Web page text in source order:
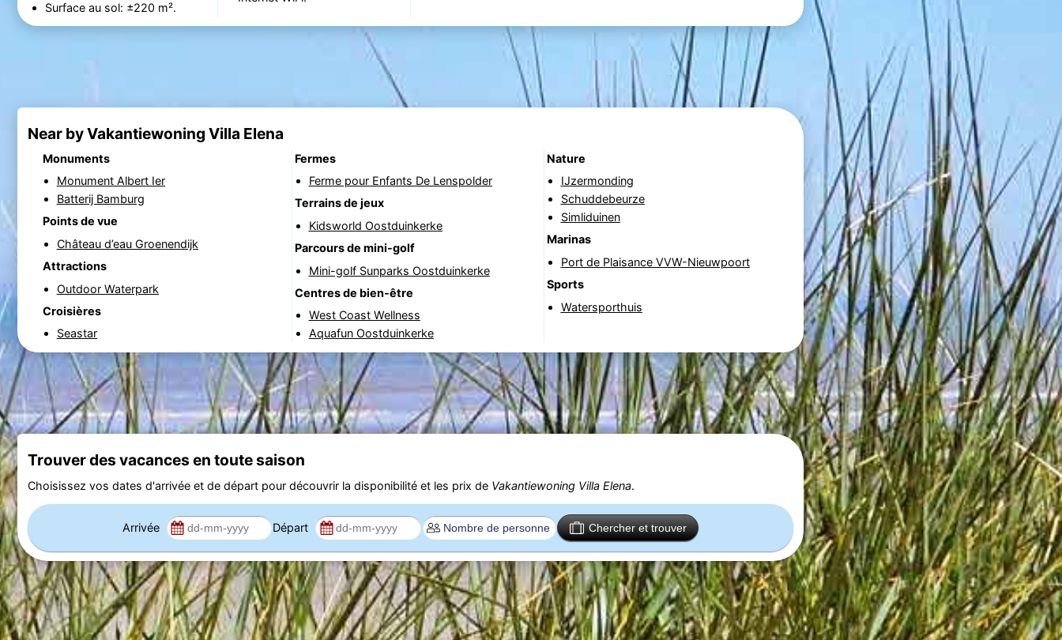
Surface au sol: ±220 m².
Near by Vakantiewoning Villa Elena
Monuments
Monument Albert Ier
Batterij Bamburg
Points de vue
Château d’eau Groenendijk
Attractions
Outdoor Waterpark
Croisières
Seastar
Fermes
Ferme pour Enfants De Lenspolder
Terrains de jeux
Kidsworld Oostduinkerke
Parcours de mini-golf
Mini-golf Sunparks Oostduinkerke
Centres de bien-être
West Coast Wellness
Aquafun Oostduinkerke
Nature
IJzermonding
Schuddebeurze
Simliduinen
Marinas
Port de Plaisance VVW-Nieuwpoort
Sports
Watersporthuis
Trouver des vacances en toute saison
Choisissez vos dates d'arrivée et de départ pour découvrir la disponibilité et les prix de Vakantiewoning Villa Elena.
Arrivée Départ Chercher et trouver